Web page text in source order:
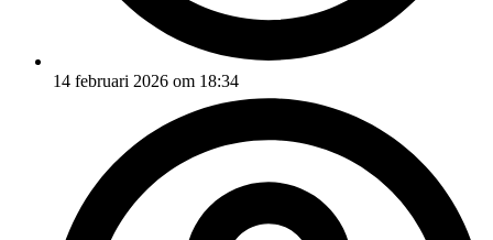
14 februari 2026 om 18:34